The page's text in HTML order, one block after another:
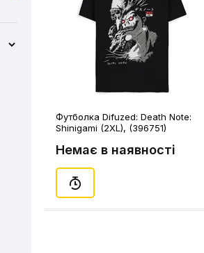
Футболка Difuzed: Death Note:
Shinigami (2XL), (396751)
Немає в наявності